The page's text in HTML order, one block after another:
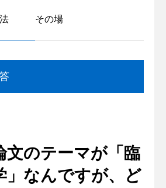
その場
のテーマが「臨
」なんですが、ど